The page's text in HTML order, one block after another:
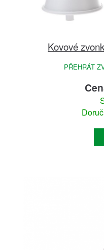
Kovové
PŘEHRÁT